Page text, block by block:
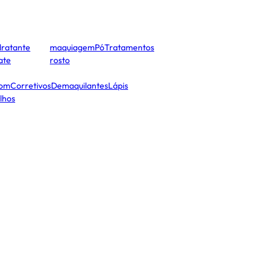
CorretivosDemaquilantesLápis
maquiagemPóTratamentos
rosto